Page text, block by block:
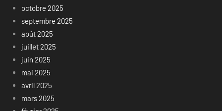
octobre 2025
septembre 2025
août 2025
juillet 2025
juin 2025
mai 2025
avril 2025
mars 2025